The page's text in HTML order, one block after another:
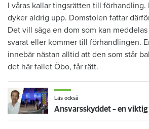
I våras kallar tingsrätten till förhandling.
dyker aldrig upp. Domstolen fattar
Det vill säga en dom som kan
svarat eller kommer till förhandlingen.
innebär nästan alltid att den som står
det här fallet Öbo, får rätt.
Läs också